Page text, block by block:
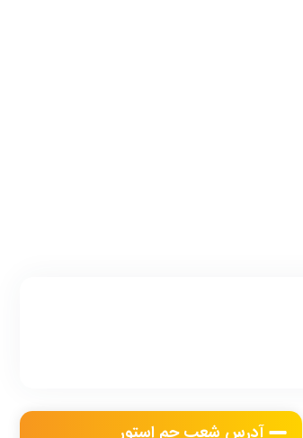
آدرس شعب جم استور